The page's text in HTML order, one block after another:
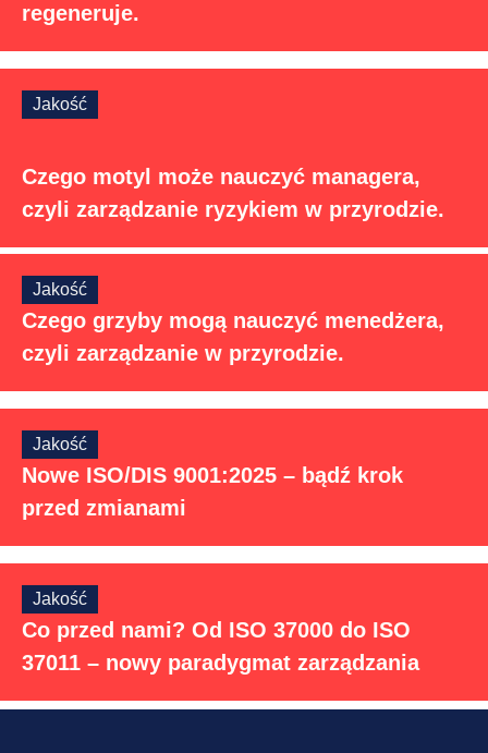
regeneruje.
Jakość
Czego motyl może nauczyć managera,
czyli zarządzanie ryzykiem w przyrodzie.
Jakość
Czego grzyby mogą nauczyć menedżera,
czyli zarządzanie w przyrodzie.
Jakość
Nowe ISO/DIS 9001:2025 – bądź krok
przed zmianami
Jakość
Co przed nami? Od ISO 37000 do ISO
37011 – nowy paradygmat zarządzania